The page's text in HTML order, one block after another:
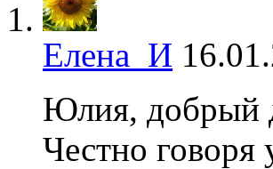
Елена_И
Юлия, добрый
Честно говоря